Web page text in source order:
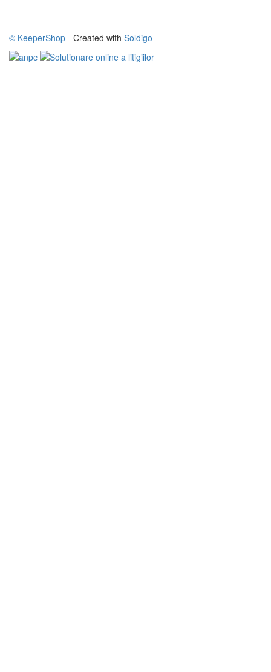
© KeeperShop - Created with Soldigo